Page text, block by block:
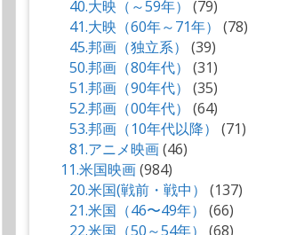
40.大映（～59年）
(79)
41.大映（60年～71年）
(78)
45.邦画（独立系）
(39)
50.邦画（80年代）
(31)
51.邦画（90年代）
(35)
52.邦画（00年代）
(64)
53.邦画（10年代以降）
(71)
81.アニメ映画(46)
11.米国映画(984)
20.米国(戦前・戦中）
(137)
21.米国（46〜49年）
(66)
22.米国（50～54年）
(68)